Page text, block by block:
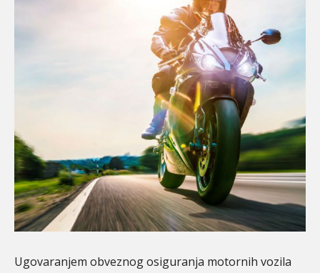
Ugovaranjem obveznog osiguranja motornih vozila